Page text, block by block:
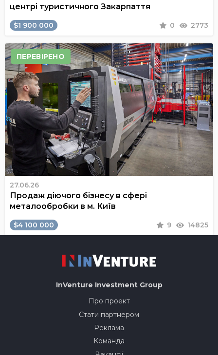
центрі туристичного Закарпаття
$1 900 000 0 2773
ПЕРЕВІРЕНО
27.06.26
Продаж діючого бізнесу в сфері
металообробки в м. Київ
$4 100 000 9 14825
InVenture Investment Group
Про проект
Стати партнером
Реклама
Команда